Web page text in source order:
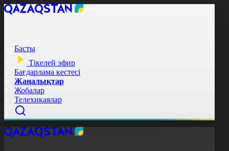
Басты
Тікелей эфир
Бағдарлама кестесі
Жаңалықтар
Жобалар
Телехикаялар